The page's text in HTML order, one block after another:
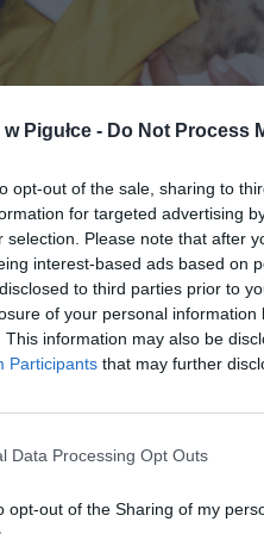
Pigułce - Do Not Process
opt-out of the sale, sharing to
for targeted advertising
selection. Please note that after
interest-based ads based on
to third parties prior to
of your personal information
This information may also be
Participants that may further
Data Processing Opt Outs
opt-out of the Sharing of my
Queensland State Archives
Expo 88, Brisbane,
https://
z domu Worsley dołączyła do
za mąż za księcia Edwarda.
. Choć księżna nie była w
rodziny królewskiej,